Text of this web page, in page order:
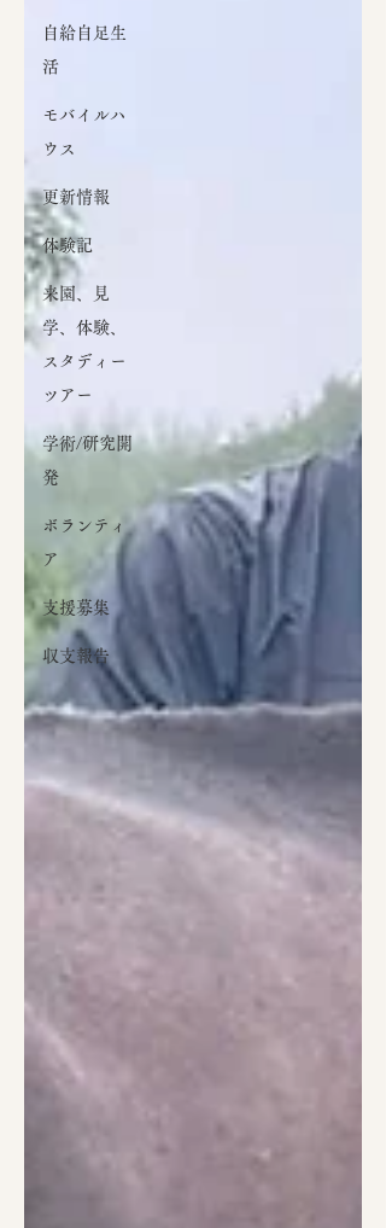
自給自足生
活
モバイルハ
ウス
更新情報
体験記
来園、見
学、体験、
スタディー
ツアー
学術/研究開
発
ボランティ
ア
支援募集
収支報告